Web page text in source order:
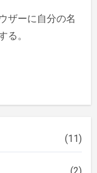
ザーに自分の名
る。
(11)